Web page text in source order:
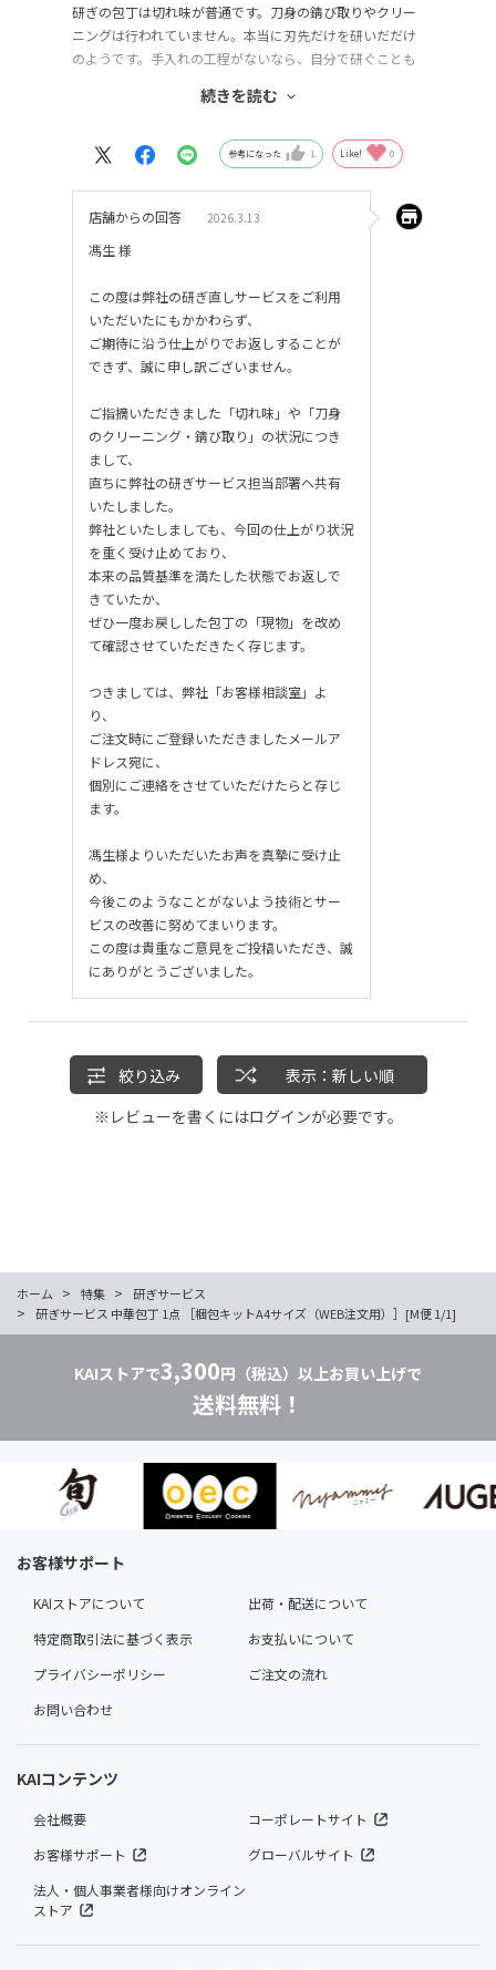
研ぎの包丁は切れ味が普通です。刀身の錆び取りやクリー
ニングは行われていません。本当に刃先だけを研いだだけ
のようです。手入れの工程がないなら、自分で研ぐことも
ません。globalの研ぎサービスと比べると、あまりにも差
続きを読む
参考になった 1 Like! 0
店舗からの回答 2026.3.13
馮生 様
この度は弊社の研ぎ直しサービスをご利用
いただいたにもかかわらず、
ご期待に沿う仕上がりでお返しすることが
できず、誠に申し訳ございません。
ご指摘いただきました「切れ味」や「刀身
のクリーニング・錆び取り」の状況につき
まして、
直ちに弊社の研ぎサービス担当部署へ共有
いたしました。
弊社といたしましても、今回の仕上がり状況
を重く受け止めており、
本来の品質基準を満たした状態でお返しで
きていたか、
ぜひ一度お戻しした包丁の「現物」を改め
て確認させていただきたく存じます。
つきましては、弊社「お客様相談室」よ
り、
ご注文時にご登録いただきましたメールア
ドレス宛に、
個別にご連絡をさせていただけたらと存じ
ます。
馮生様よりいただいたお声を真摯に受け止
め、
今後このようなことがないよう技術とサー
ビスの改善に努めてまいります。
この度は貴重なご意見をご投稿いただき、誠
にありがとうございました。
絞り込み
表示：新しい順
※レビューを書くにはログインが必要です。
ホーム > 特集 > 研ぎサービス
> 研ぎサービス 中華包丁 1点 ［梱包キットA4サイズ（WEB注文用）］[M便 1/1]
KAIストアで3,300円（税込）以上お買い上げで
送料無料！
お客様サポート
KAIストアについて
出荷・配送について
特定商取引法に基づく表示
お支払いについて
プライバシーポリシー
ご注文の流れ
お問い合わせ
KAIコンテンツ
会社概要
コーポレートサイト
お客様サポート
グローバルサイト
法人・個人事業者様向けオンライン
ストア